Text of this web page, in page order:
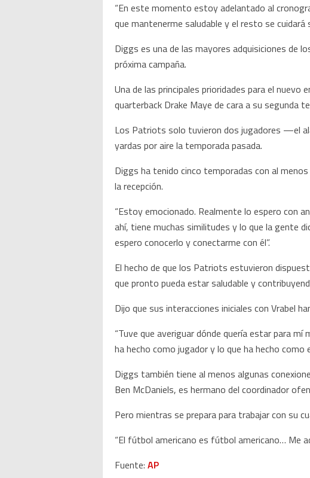
“En este momento estoy adelantado al
que mantenerme saludable y el resto se cuidará
Diggs es una de las mayores adquisiciones de
próxima campaña.
Una de las principales prioridades para el
quarterback Drake Maye de cara a su segunda
Los Patriots solo tuvieron dos jugadores —el
yardas por aire la temporada pasada.
Diggs ha tenido cinco temporadas con al
la recepción.
“Estoy emocionado. Realmente lo espero con
ahí, tiene muchas similitudes y lo que la gente
espero conocerlo y conectarme con él”.
El hecho de que los Patriots estuvieron
que pronto pueda estar saludable y
Dijo que sus interacciones iniciales con Vrabel
“Tuve que averiguar dónde quería estar para
ha hecho como jugador y lo que ha hecho como
Diggs también tiene al menos algunas
Ben McDaniels, es hermano del coordinador
Pero mientras se prepara para trabajar con su
“El fútbol americano es fútbol americano… Me
Fuente: AP